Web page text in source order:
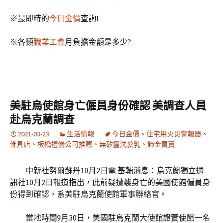
※最即時的今日金價查詢!
※各類職業工會月負擔金額是多少?
美駐烏使館身亡僱員身份確認 美調查人員
赴烏克蘭調查
2021-03-23 生活情報 今日金價 、 住宅用火災警報器 、
佛具店 、 板橋禮儀公司推薦 、 無矽靈洗髮乳 、 飾金買賣
中新社努爾蘇丹10月2日電 基輔消息：烏克蘭獨立通
訊社10月2日報道指出，此前疑遭襲身亡的美國使館僱員身
份得到確認，系美駐烏克蘭使館軍事聯絡官。
當地時間9月30日，美國駐烏克蘭大使館證實使館一名